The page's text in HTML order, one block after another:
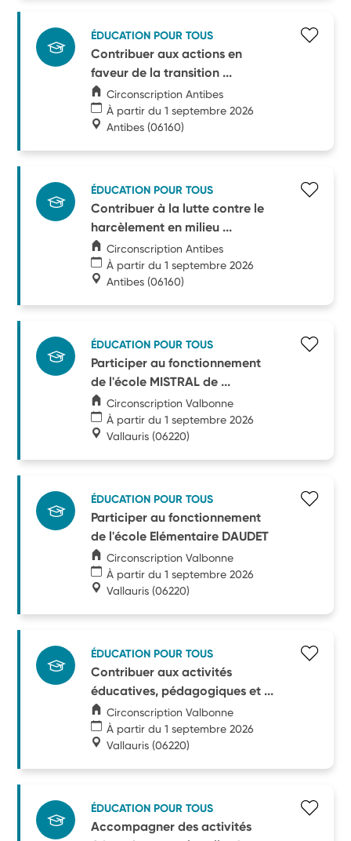
ÉDUCATION POUR TOUS
Contribuer aux actions en
faveur de la transition ...
Circonscription Antibes
À partir du 1 septembre 2026
Antibes (06160)
ÉDUCATION POUR TOUS
Contribuer à la lutte contre le
harcèlement en milieu ...
Circonscription Antibes
À partir du 1 septembre 2026
Antibes (06160)
ÉDUCATION POUR TOUS
Participer au fonctionnement
de l'école MISTRAL de ...
Circonscription Valbonne
À partir du 1 septembre 2026
Vallauris (06220)
ÉDUCATION POUR TOUS
Participer au fonctionnement
de l'école Elémentaire DAUDET
Circonscription Valbonne
À partir du 1 septembre 2026
Vallauris (06220)
ÉDUCATION POUR TOUS
Contribuer aux activités
éducatives, pédagogiques et ...
Circonscription Valbonne
À partir du 1 septembre 2026
Vallauris (06220)
ÉDUCATION POUR TOUS
Accompagner des activités